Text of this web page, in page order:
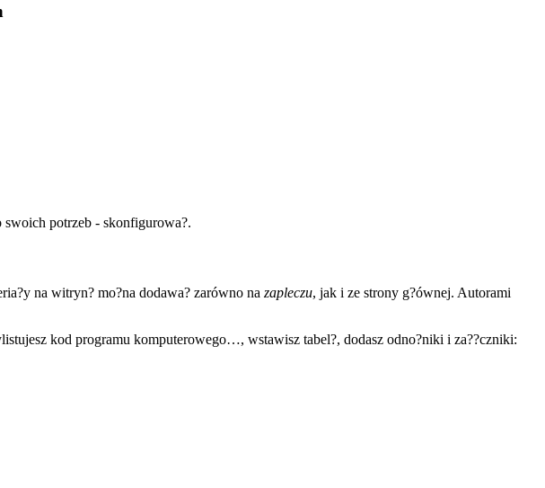
swoich potrzeb - skonfigurowa?.
na witryn? mo?na dodawa? zarówno na zapleczu, jak i ze strony g?ównej. Autorami
kod programu komputerowego…, wstawisz tabel?, dodasz odno?niki i za??czniki: